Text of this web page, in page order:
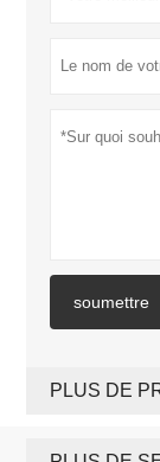
soumettre
PLUS DE